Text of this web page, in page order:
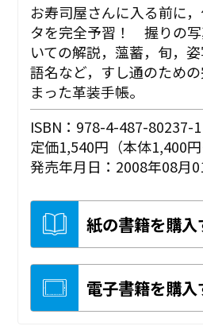
お寿司屋さんに入る前に
タを完全予習！ 握りの
いての解説，薀蓄，旬，
語名など，すし通のため
まった革装手帳。
ISBN：978-4-487-80237-1
定価1,540円（本体1,400円
発売年月日：2008年08月
紙の書籍を購入
電子書籍を購入